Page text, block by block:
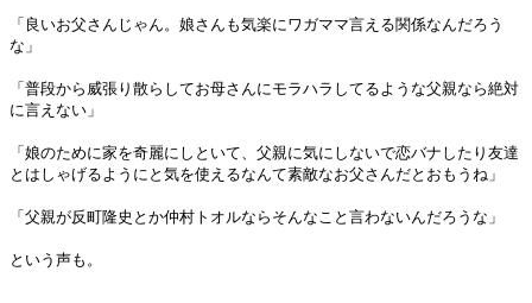
「良いお父さんじゃん。娘さんも気楽にワガママ言える関係なんだろう
な」
「普段から威張り散らしてお母さんにモラハラしてるような父親なら絶対
に言えない」
「娘のために家を奇麗にしといて、父親に気にしないで恋バナしたり友達
とはしゃげるようにと気を使えるなんて素敵なお父さんだとおもうね」
「父親が反町隆史とか仲村トオルならそんなこと言わないんだろうな」
という声も。